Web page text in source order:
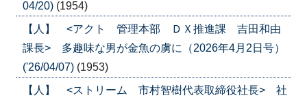
04/20) (1954)
【人】 <アクト 管理本部 ＤＸ推進課 吉田和由
課長> 多趣味な男が金魚の虜に（2026年4月2日号）
('26/04/07) (1953)
【人】 <ストリーム 市村智樹代表取締役社長> 社